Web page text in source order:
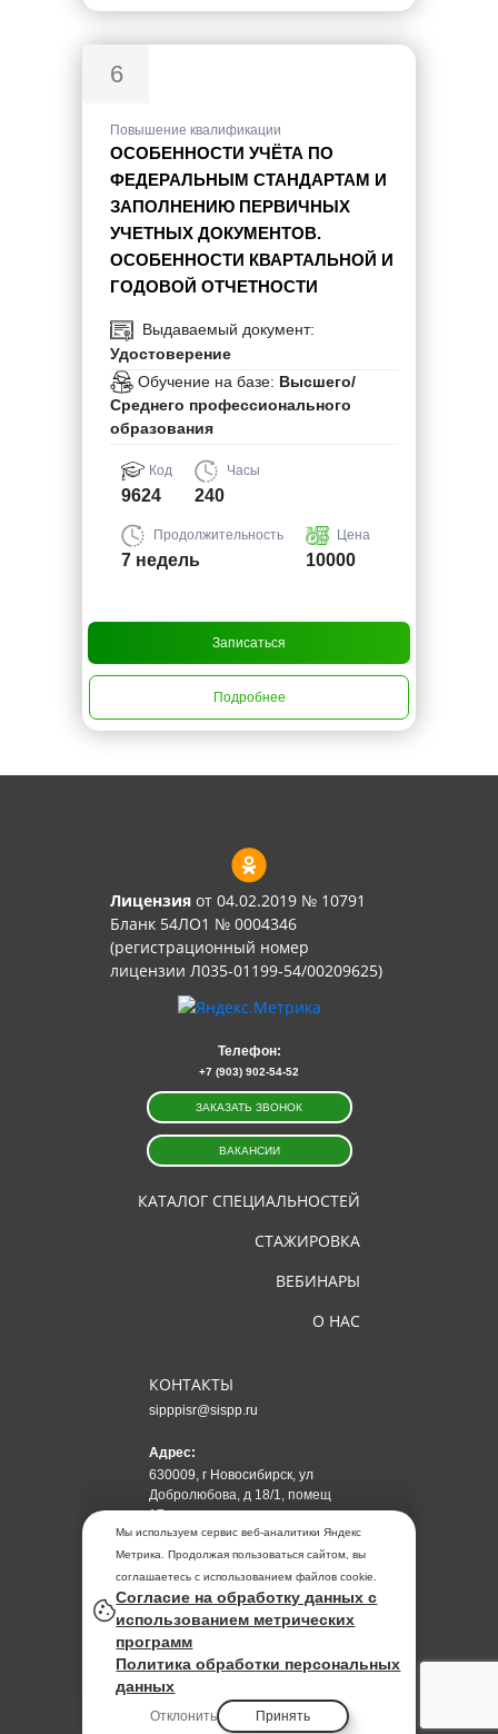
6
Повышение квалификации
ОСОБЕННОСТИ УЧЁТА ПО
ФЕДЕРАЛЬНЫМ СТАНДАРТАМ И
ЗАПОЛНЕНИЮ ПЕРВИЧНЫХ
УЧЕТНЫХ ДОКУМЕНТОВ.
ОСОБЕННОСТИ КВАРТАЛЬНОЙ И
ГОДОВОЙ ОТЧЕТНОСТИ
Выдаваемый документ:
Удостоверение
Обучение на базе: Высшего/
Среднего профессионального
образования
Код
9624
Часы
240
Продолжительность
7 недель
Цена
10000
Записаться
Подробнее
Мы используем сервис веб-аналитики Яндекс
Метрика. Продолжая пользоваться сайтом, вы
соглашаетесь с использованием файлов cookie.
Согласие на обработку данных с
использованием метрических
программ
Политика обработки персональных
данных
Принять
Отклонить
Лицензия от 04.02.2019 № 10791
Бланк 54ЛО1 № 0004346
(регистрационный номер
лицензии Л035-01199-54/00209625)
КАТАЛОГ СПЕЦИАЛЬНОСТЕЙ
СТАЖИРОВКА
ВЕБИНАРЫ
О НАС
КОНТАКТЫ
sipppisr@sispp.ru
Адрес:
630009, г Новосибирск, ул
Добролюбова, д 18/1, помещ
17
АНО ДПО "СИПППИСР"
ИНН5405022629
ОГРН 1185476031520
Политика обработки персональных
данных
Телефон:
+7 (903) 902-54-52
ЗАКАЗАТЬ ЗВОНОК
ВАКАНСИИ